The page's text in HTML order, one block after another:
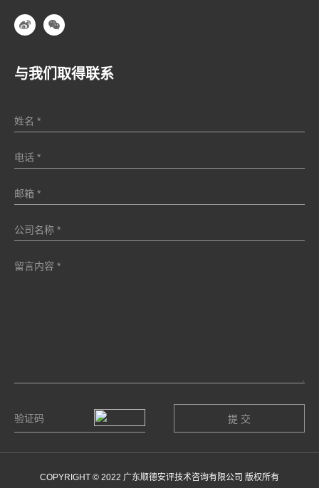
与我们取得联系
COPYRIGHT © 2022 广东顺德安评技术咨询有限公司 版权所有